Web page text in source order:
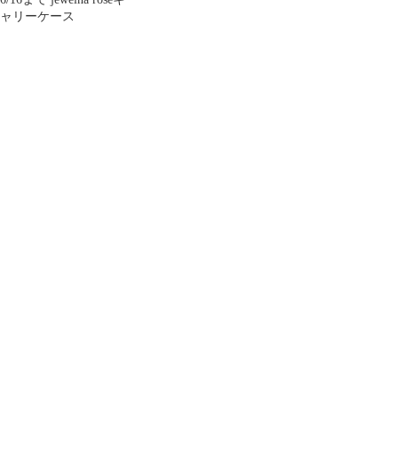
ャリーケース